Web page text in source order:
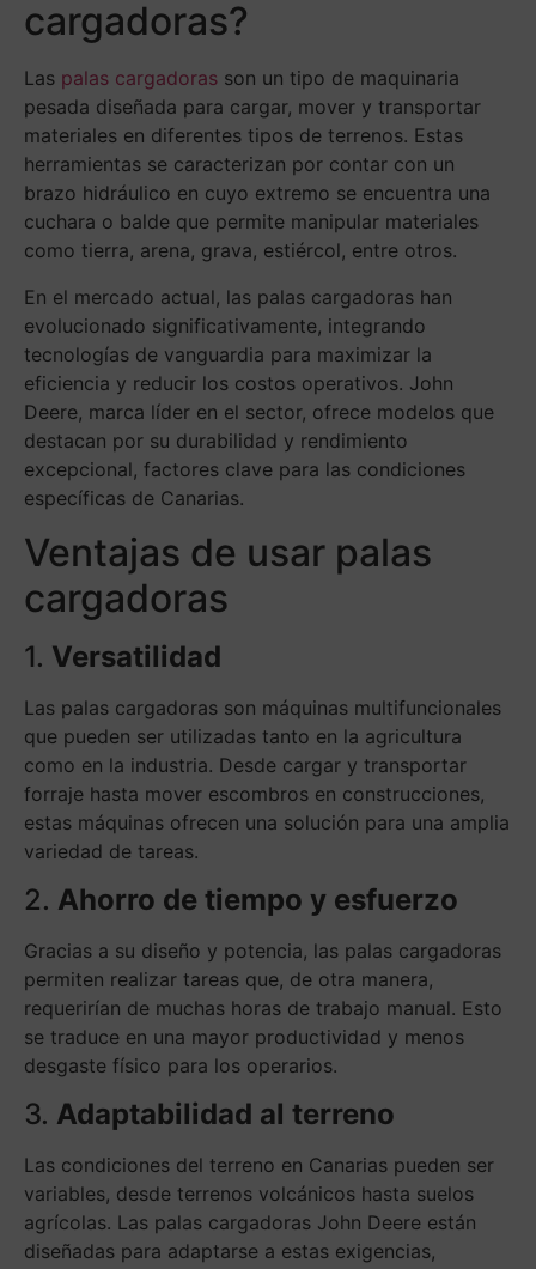
cargadoras?
Las palas cargadoras son un tipo de maquinaria
pesada diseñada para cargar, mover y transportar
materiales en diferentes tipos de terrenos. Estas
herramientas se caracterizan por contar con un
brazo hidráulico en cuyo extremo se encuentra una
cuchara o balde que permite manipular materiales
como tierra, arena, grava, estiércol, entre otros.
En el mercado actual, las palas cargadoras han
evolucionado significativamente, integrando
tecnologías de vanguardia para maximizar la
eficiencia y reducir los costos operativos. John
Deere, marca líder en el sector, ofrece modelos que
destacan por su durabilidad y rendimiento
excepcional, factores clave para las condiciones
específicas de Canarias.
Ventajas de usar palas
cargadoras
1. Versatilidad
Las palas cargadoras son máquinas multifuncionales
que pueden ser utilizadas tanto en la agricultura
como en la industria. Desde cargar y transportar
forraje hasta mover escombros en construcciones,
estas máquinas ofrecen una solución para una amplia
variedad de tareas.
2. Ahorro de tiempo y esfuerzo
Gracias a su diseño y potencia, las palas cargadoras
permiten realizar tareas que, de otra manera,
requerirían de muchas horas de trabajo manual. Esto
se traduce en una mayor productividad y menos
desgaste físico para los operarios.
3. Adaptabilidad al terreno
Las condiciones del terreno en Canarias pueden ser
variables, desde terrenos volcánicos hasta suelos
agrícolas. Las palas cargadoras John Deere están
diseñadas para adaptarse a estas exigencias,